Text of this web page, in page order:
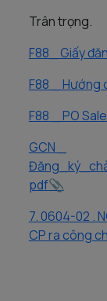
Trân trọng.
F88_ Giấy
F88 _ Hướng
F88 _ PO
GCN _
pdf
7. 0604-02 .
CP ra công